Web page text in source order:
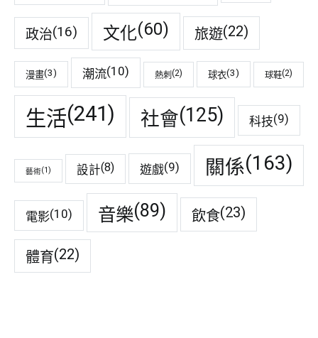
政治(16) 文化(60) 旅遊(22)
漫畫(3) 潮流(10) 熱刺 (2) 球衣(3) 球鞋(2)
生活(241) 社會(125) 科技(9)
藝術(1) 設計(8) 遊戲(9) 關係(163)
電影(10) 音樂(89) 飲食(23)
體育(22)